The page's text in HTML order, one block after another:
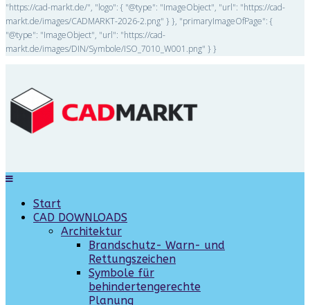
"https://cad-markt.de/", "logo": { "@type": "ImageObject", "url": "https://cad-
markt.de/images/CADMARKT-2026-2.png" } }, "primaryImageOfPage": {
"@type": "ImageObject", "url": "https://cad-
markt.de/images/DIN/Symbole/ISO_7010_W001.png" } }
Start
CAD DOWNLOADS
Architektur
Brandschutz- Warn- und
Rettungszeichen
Symbole für
behindertengerechte
Planung